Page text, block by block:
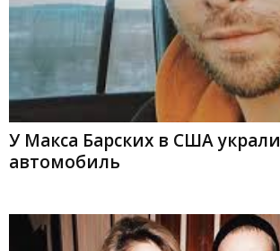
У Макса Барских в США украли
автомобиль